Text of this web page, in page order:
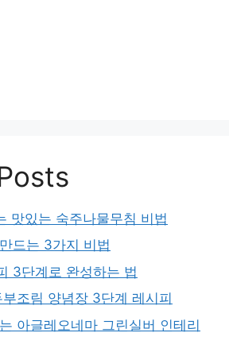
맛있는 숙주나물무침 비법
드는 3가지 비법
3단계로 완성하는 법
조림 양념장 3단계 레시피
아글레오네마 그린실버 인테리